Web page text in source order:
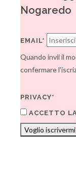
Nogaredo
EMAIL*
Quando invii il
confermare
PRIVACY*
ACCETTO
Voglio iscrivermi